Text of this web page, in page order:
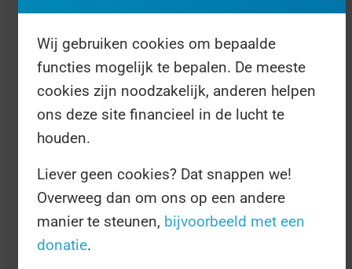
Occupational Therapists, een internationale
beroepsgroep. Over de hele wereld worden
op 27 oktober congressen georganiseerd, of
gewoon simpele informele borrels voor
ergotherapeuten. In meer dan 107 landen
Dag.
Alle informatie over de Dag en over
Wij gebruiken cookies om bepaalde
functies mogelijk te bepalen. De meeste
cookies zijn noodzakelijk, anderen helpen
ons deze site financieel in de lucht te
houden.
Liever geen cookies? Dat snappen we!
Overweeg dan om ons op een andere
manier te steunen, bijvoorbeeld met een
donatie.